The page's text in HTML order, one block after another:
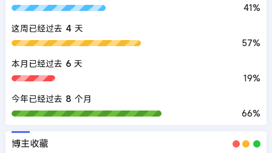
41%
这周已经过去 4 天
57%
本月已经过去 6 天
19%
今年已经过去 8 个月
66%
博主收藏